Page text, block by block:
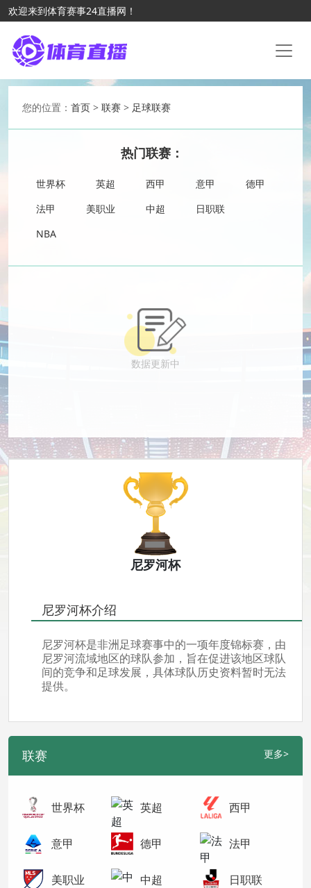
欢迎来到体育赛事24直播网！
您的位置： 首页 > 联赛 > 足球联赛
热门联赛：
世界杯 英超 西甲 意甲
德甲
法甲
美职业 中超
日职联
NBA
数据更新中
尼罗河杯
尼罗河杯介绍
尼罗河杯是非洲足球赛事中的一项年度锦标赛，由
尼罗河流域地区的球队参加，旨在促进该地区球队
间的竞争和足球发展，具体球队历史资料暂时无法
提供。
联赛 更多>
世界杯 英超 西甲
意甲 德甲 法甲
美职业 中超 日职联